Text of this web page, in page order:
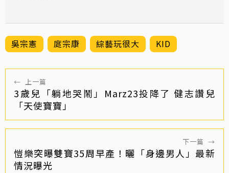
吳宗憲 庹宗康 綜藝玩很大 KID
← 上一篇
3歲兒「躺地哭鬧」Marz23投降了 健志讚兒
「天使寶寶」
下一篇 →
愷樂突曝雙寶35周早產！曬「身邊男人」最新
情況曝光